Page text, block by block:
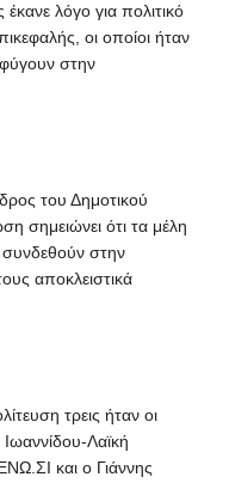
λόγο για πολιτικό
οι οποίοι ήταν
στην
του Δημοτικού
σημειώνει ότι τα μέλη
συνδεθούν στην
αποκλειστικά
τρεις ήταν οι
Λαϊκή
και ο Γιάννης